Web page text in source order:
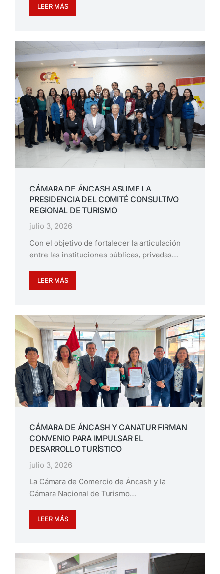
LEER MÁS
CÁMARA DE ÁNCASH ASUME LA
PRESIDENCIA DEL COMITÉ CONSULTIVO
REGIONAL DE TURISMO
julio 3, 2026
Con el objetivo de fortalecer la articulación
entre las instituciones públicas, privadas…
LEER MÁS
CÁMARA DE ÁNCASH Y CANATUR FIRMAN
CONVENIO PARA IMPULSAR EL
DESARROLLO TURÍSTICO
julio 3, 2026
La Cámara de Comercio de Áncash y la
Cámara Nacional de Turismo…
LEER MÁS